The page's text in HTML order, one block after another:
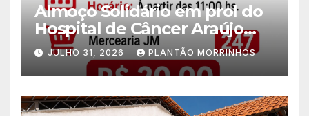
Almoço Solidário em prol do
Hospital de Câncer Araújo
Jorge é realizado no Jardim
América
JULHO 31, 2026 PLANTÃO MORRINHOS